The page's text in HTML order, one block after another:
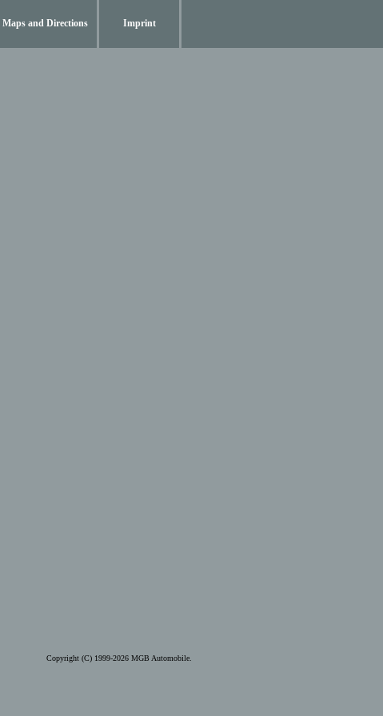
Maps and Directions Imprint
Copyright (C) 1999-2026 MGB Automobile.